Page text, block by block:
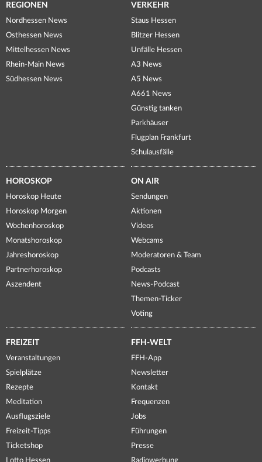
REGIONEN
Nordhessen News
Osthessen News
Mittelhessen News
Rhein-Main News
Südhessen News
VERKEHR
Staus Hessen
Blitzer Hessen
Unfälle Hessen
A3 News
A5 News
A661 News
Günstig tanken
Parkhäuser
Flugplan Frankfurt
Schulausfälle
HOROSKOP
Horoskop Heute
Horoskop Morgen
Wochenhoroskop
Monatshoroskop
Jahreshoroskop
Partnerhoroskop
Aszendent
ON AIR
Sendungen
Aktionen
Videos
Webcams
Moderatoren & Team
Podcasts
News-Podcast
Themen-Ticker
Voting
FREIZEIT
Veranstaltungen
Spielplätze
Rezepte
Meditation
Ausflugsziele
Freizeit-Tipps
Ticketshop
Lotto Hessen
FFH-WELT
FFH-App
Newsletter
Kontakt
Frequenzen
Jobs
Führungen
Presse
Radiowerbung